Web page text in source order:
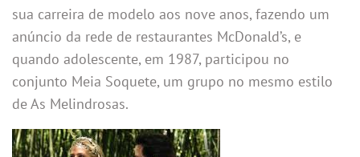
sua carreira de modelo aos nove anos, fazendo um
anúncio da rede de restaurantes McDonald’s, e
quando adolescente, em 1987, participou no
conjunto Meia Soquete, um grupo no mesmo estilo
de As Melindrosas.